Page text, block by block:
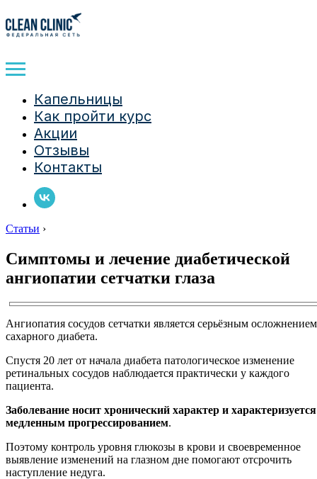
Капельницы
Как пройти курс
Акции
Отзывы
Контакты
Статьи ›
Симптомы и лечение диабетической
ангиопатии сетчатки глаза
Ангиопатия сосудов сетчатки является серьёзным осложнением
сахарного диабета.
Спустя 20 лет от начала диабета патологическое изменение
ретинальных сосудов наблюдается практически у каждого
пациента.
Заболевание носит хронический характер и характеризуется
медленным прогрессированием.
Поэтому контроль уровня глюкозы в крови и своевременное
выявление изменений на глазном дне помогают отсрочить
наступление недуга.